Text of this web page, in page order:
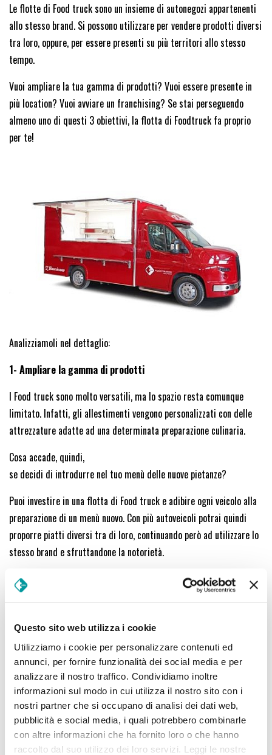
Questo sito web utilizza i cookie
Utilizziamo i cookie per personalizzare contenuti ed
annunci, per fornire funzionalità dei social media e per
analizzare il nostro traffico. Condividiamo inoltre
informazioni sul modo in cui utilizza il nostro sito con i
nostri partner che si occupano di analisi dei dati web,
pubblicità e social media, i quali potrebbero combinarle
con altre informazioni che ha fornito loro o che hanno
raccolto dal suo utilizzo dei loro servizi. Leggi le nostre
Le flotte di Food truck sono un insieme di autonegozi appartenenti
allo stesso brand. Si possono utilizzare per vendere prodotti diversi
tra loro, oppure, per essere presenti su più territori allo stesso
tempo.
Vuoi ampliare la tua gamma di prodotti? Vuoi essere presente in
più location? Vuoi avviare un franchising? Se stai perseguendo
almeno uno di questi 3 obiettivi, la flotta di Foodtruck fa proprio
per te!
Analizziamoli nel dettaglio:
1- Ampliare la gamma di prodotti
I Food truck sono molto versatili, ma lo spazio resta comunque
limitato. Infatti, gli allestimenti vengono personalizzati con delle
attrezzature adatte ad una determinata preparazione culinaria.
Cosa accade, quindi,
se decidi di introdurre nel tuo menù delle nuove pietanze?
Puoi investire in una flotta di Food truck e adibire ogni veicolo alla
preparazione di un menù nuovo. Con più autoveicoli potrai quindi
proporre piatti diversi tra di loro, continuando però ad utilizzare lo
stesso brand e sfruttandone la notorietà.
2- Essere presente in più location
Quando ci confrontiamo con i nostri clienti, ribadiamo sempre
quanto sia importante scegliere un’area geografica strategica in
Cosa accade quando vengono identificati più eventi che risultano
essere ricchi di clienti nei medesimi orari?
Avere una flotta di Food truck ti permette di essere presente in più
location, anche in città distanti tra di loro, e soddisfare tutti i tuoi
clienti senza rinunciare a nessuno!